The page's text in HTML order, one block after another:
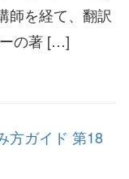
師を経て、翻訳
の著 […]
方ガイド 第18